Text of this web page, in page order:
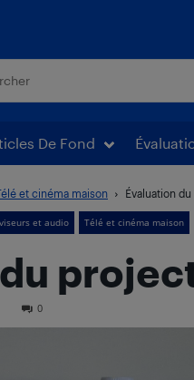
De Fond
et cinéma maison Évaluation
et audio Télé et cinéma maison
0